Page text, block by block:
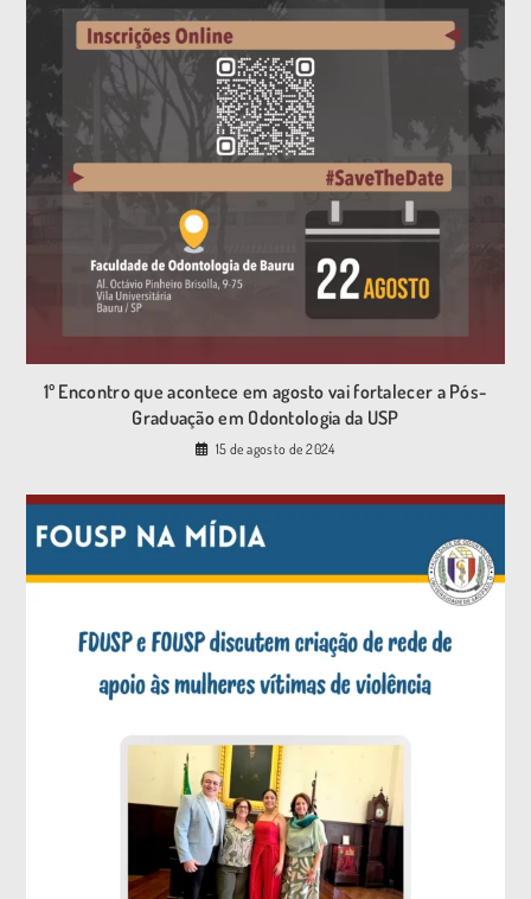
1º Encontro que acontece em agosto vai fortalecer a Pós-
Graduação em Odontologia da USP
15 de agosto de 2024